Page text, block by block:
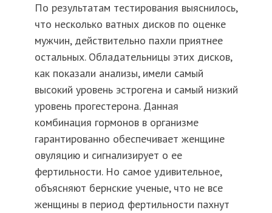
По результатам тестирования выяснилось,
что несколько ватных дисков по оценке
мужчин, действительно пахли приятнее
остальных. Обладательницы этих дисков,
как показали анализы, имели самый
высокий уровень эстрогена и самый низкий
уровень прогестерона. Данная
комбинация гормонов в организме
гарантированно обеспечивает женщине
овуляцию и сигнализирует о ее
фертильности. Но самое удивительное,
объясняют бернские ученые, что не все
женщины в период фертильности пахнут